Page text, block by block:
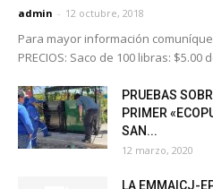
admin - 12 octubre, 2018
Para mayor información
PRECIOS: Saco de 100 libras: $5.00
PRUEBAS
PRIMER
SAN...
12 marzo, 2020
LA EMMAICJ-